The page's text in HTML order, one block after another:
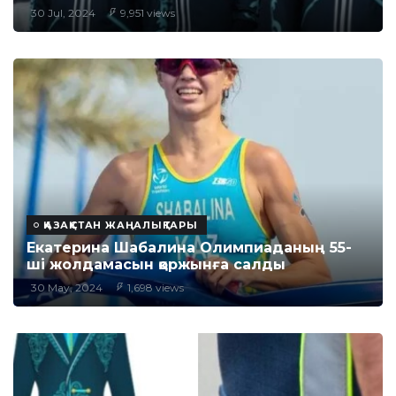
30 Jul, 2024 9,951 views
ҚАЗАҚСТАН ЖАҢАЛЫҚТАРЫ
Екатерина Шабалина Олимпиаданың 55-
ші жолдамасын қоржынға салды
30 May, 2024 1,698 views